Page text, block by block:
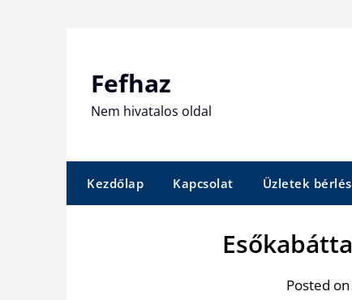
Fefhaz
Nem hivatalos oldal
Kezdőlap Kapcsolat Üzletek
Posted